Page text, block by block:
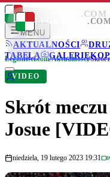
LEGIONISCI .COM
MENU
AKTUALNOŚCI
TABELA
GALERIE
LEGIONISCI
Legionisci.com/Aktualności/Skrót
VIDEO
Skrót
Josue
niedziela, 19 lutego 2023 19:31